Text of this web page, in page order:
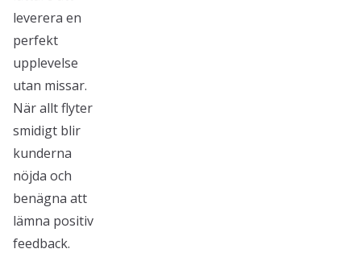
leverera en
perfekt
upplevelse
utan missar.
När allt flyter
smidigt blir
kunderna
nöjda och
benägna att
lämna positiv
feedback.